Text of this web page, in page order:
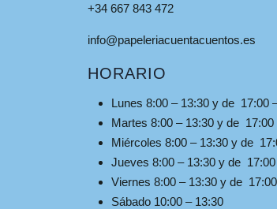
+34 667 843 472
info@papeleriacuentacuentos.es
HORARIO
Lunes 8:00 – 13:30 y de 17:00
Martes 8:00 – 13:30 y de 17:00
Miércoles 8:00 – 13:30 y de
Jueves 8:00 – 13:30 y de
Viernes 8:00 – 13:30 y de
Sábado 10:00 – 13:30